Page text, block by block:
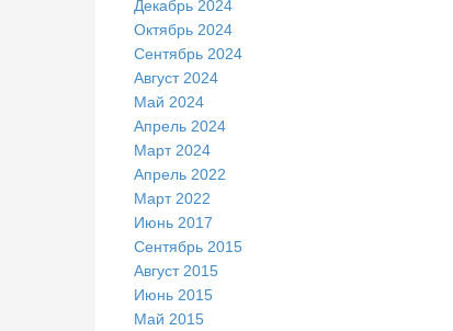
Декабрь 2024
Октябрь 2024
Сентябрь 2024
Август 2024
Май 2024
Апрель 2024
Март 2024
Апрель 2022
Март 2022
Июнь 2017
Сентябрь 2015
Август 2015
Июнь 2015
Май 2015